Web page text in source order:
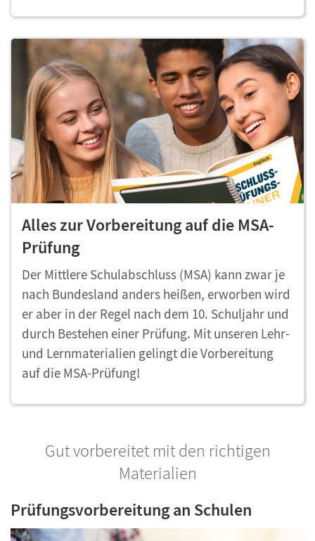
Alles zur Vorbereitung auf die MSA-
Prüfung
Der Mittlere Schulabschluss (MSA) kann zwar je
nach Bundesland anders heißen, erworben wird
er aber in der Regel nach dem 10. Schuljahr und
durch Bestehen einer Prüfung. Mit unseren Lehr-
und Lernmaterialien gelingt die Vorbereitung
auf die MSA-Prüfung!
Gut vorbereitet mit den richtigen
Materialien
Prüfungsvorbereitung an Schulen